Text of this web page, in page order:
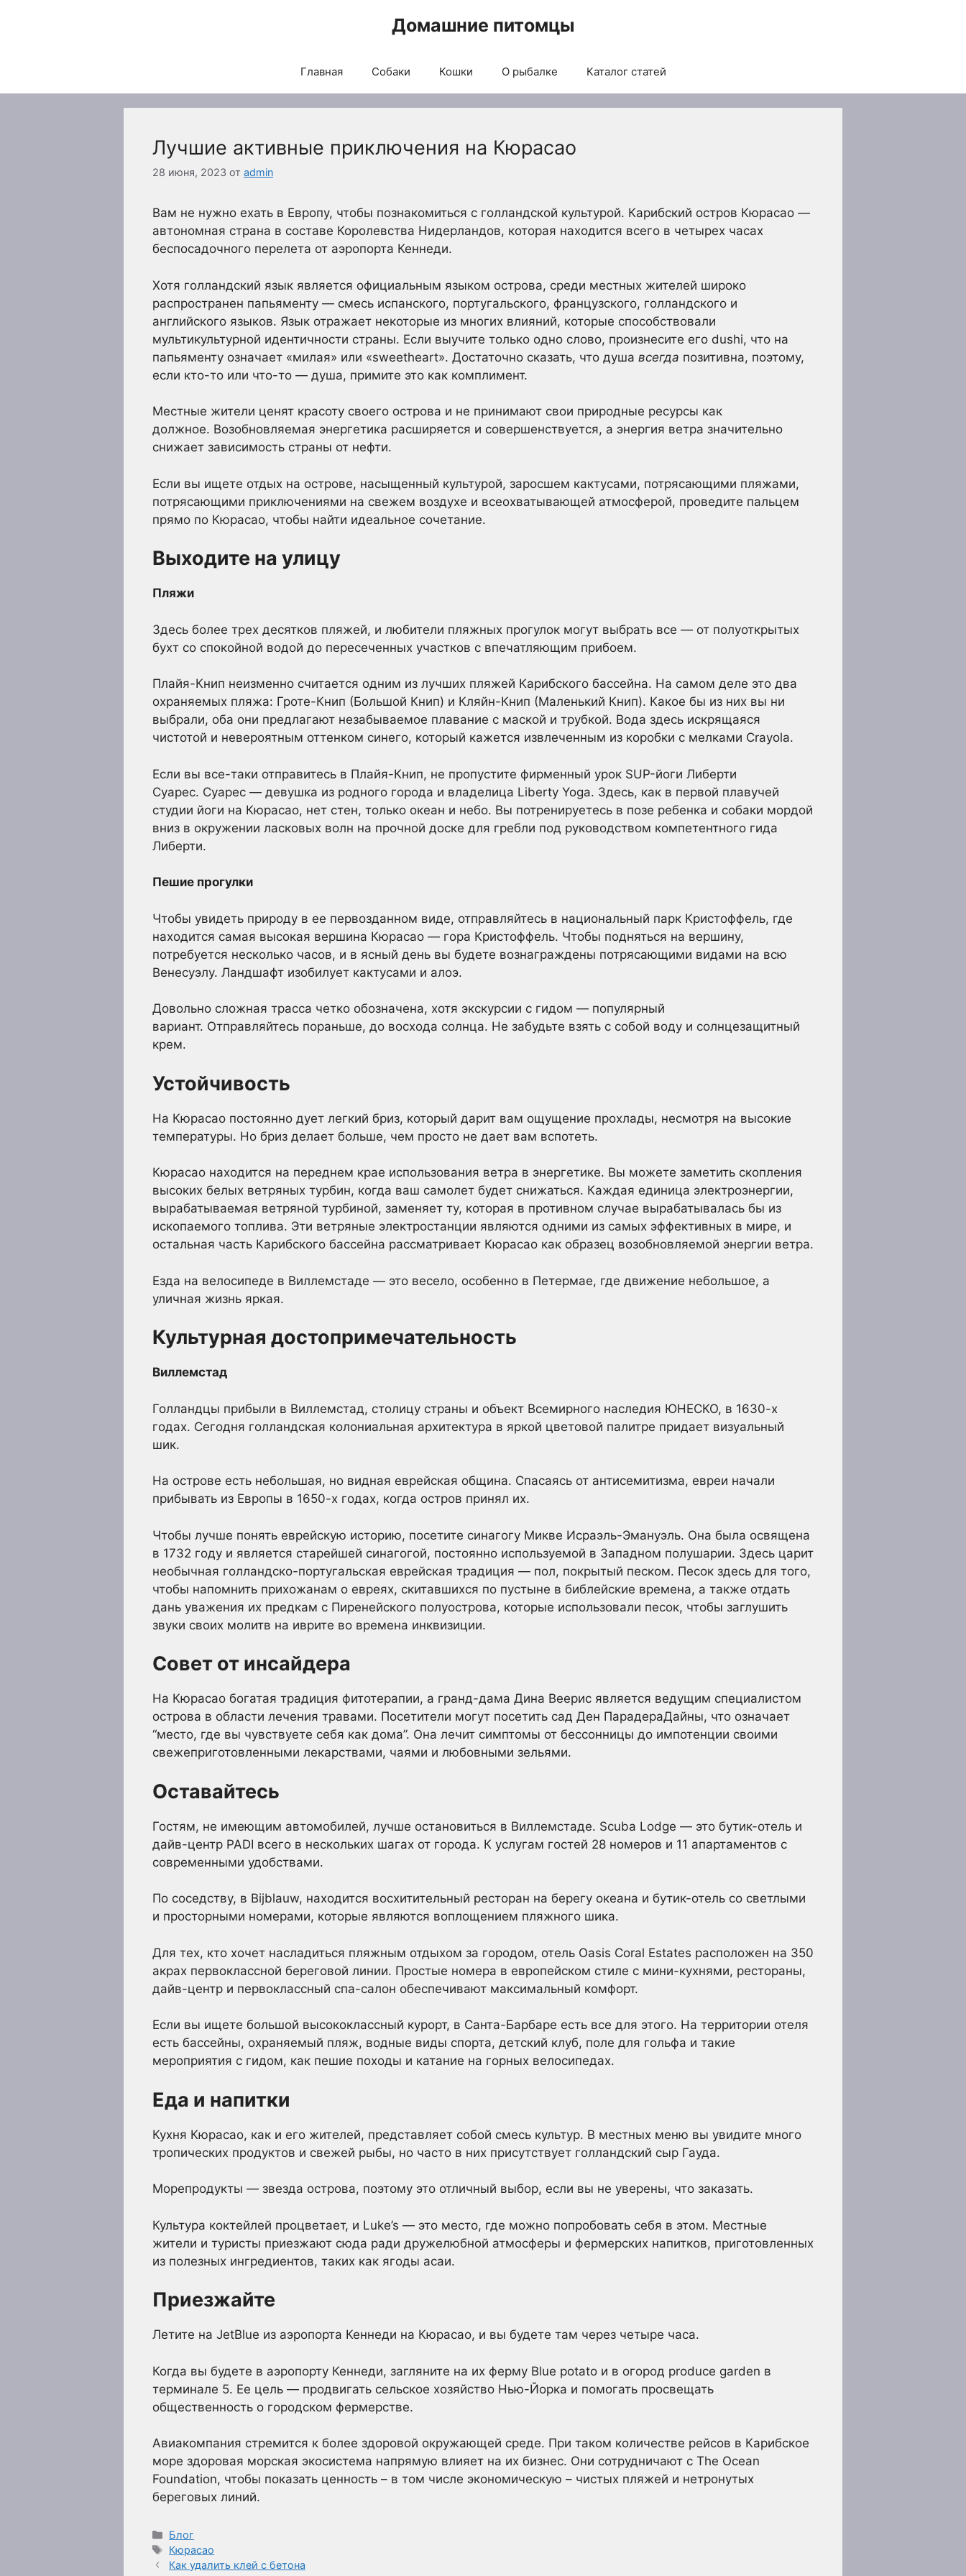
Домашние питомцы
Главная Собаки Кошки О рыбалке Каталог статей
Лучшие активные приключения на Кюрасао
28 июня, 2023 от admin
Вам не нужно ехать в Европу, чтобы познакомиться с голландской культурой. Карибский остров Кюрасао —
автономная страна в составе Королевства Нидерландов, которая находится всего в четырех часах
беспосадочного перелета от аэропорта Кеннеди.
Хотя голландский язык является официальным языком острова, среди местных жителей широко
распространен папьяменту — смесь испанского, португальского, французского, голландского и
английского языков. Язык отражает некоторые из многих влияний, которые способствовали
мультикультурной идентичности страны. Если выучите только одно слово, произнесите его dushi, что на
папьяменту означает «милая» или «sweetheart». Достаточно сказать, что душа всегда позитивна, поэтому,
если кто-то или что-то — душа, примите это как комплимент.
Местные жители ценят красоту своего острова и не принимают свои природные ресурсы как
должное. Возобновляемая энергетика расширяется и совершенствуется, а энергия ветра значительно
снижает зависимость страны от нефти.
Если вы ищете отдых на острове, насыщенный культурой, заросшем кактусами, потрясающими пляжами,
потрясающими приключениями на свежем воздухе и всеохватывающей атмосферой, проведите пальцем
прямо по Кюрасао, чтобы найти идеальное сочетание.
Выходите на улицу
Пляжи
Здесь более трех десятков пляжей, и любители пляжных прогулок могут выбрать все — от полуоткрытых
бухт со спокойной водой до пересеченных участков с впечатляющим прибоем.
Плайя-Книп неизменно считается одним из лучших пляжей Карибского бассейна. На самом деле это два
охраняемых пляжа: Гроте-Книп (Большой Книп) и Кляйн-Книп (Маленький Книп). Какое бы из них вы ни
выбрали, оба они предлагают незабываемое плавание с маской и трубкой. Вода здесь искрящаяся
чистотой и невероятным оттенком синего, который кажется извлеченным из коробки с мелками Crayola.
Если вы все-таки отправитесь в Плайя-Книп, не пропустите фирменный урок SUP-йоги Либерти
Суарес. Суарес — девушка из родного города и владелица Liberty Yoga. Здесь, как в первой плавучей
студии йоги на Кюрасао, нет стен, только океан и небо. Вы потренируетесь в позе ребенка и собаки мордой
вниз в окружении ласковых волн на прочной доске для гребли под руководством компетентного гида
Либерти.
Пешие прогулки
Чтобы увидеть природу в ее первозданном виде, отправляйтесь в национальный парк Кристоффель, где
находится самая высокая вершина Кюрасао — гора Кристоффель. Чтобы подняться на вершину,
потребуется несколько часов, и в ясный день вы будете вознаграждены потрясающими видами на всю
Венесуэлу. Ландшафт изобилует кактусами и алоэ.
Довольно сложная трасса четко обозначена, хотя экскурсии с гидом — популярный
вариант. Отправляйтесь пораньше, до восхода солнца. Не забудьте взять с собой воду и солнцезащитный
крем.
Устойчивость
На Кюрасао постоянно дует легкий бриз, который дарит вам ощущение прохлады, несмотря на высокие
температуры. Но бриз делает больше, чем просто не дает вам вспотеть.
Кюрасао находится на переднем крае использования ветра в энергетике. Вы можете заметить скопления
высоких белых ветряных турбин, когда ваш самолет будет снижаться. Каждая единица электроэнергии,
вырабатываемая ветряной турбиной, заменяет ту, которая в противном случае вырабатывалась бы из
ископаемого топлива. Эти ветряные электростанции являются одними из самых эффективных в мире, и
остальная часть Карибского бассейна рассматривает Кюрасао как образец возобновляемой энергии ветра.
Езда на велосипеде в Виллемстаде — это весело, особенно в Петермае, где движение небольшое, а
уличная жизнь яркая.
Культурная достопримечательность
Виллемстад
Голландцы прибыли в Виллемстад, столицу страны и объект Всемирного наследия ЮНЕСКО, в 1630-х
годах. Сегодня голландская колониальная архитектура в яркой цветовой палитре придает визуальный
шик.
На острове есть небольшая, но видная еврейская община. Спасаясь от антисемитизма, евреи начали
прибывать из Европы в 1650-х годах, когда остров принял их.
Чтобы лучше понять еврейскую историю, посетите синагогу Микве Исраэль-Эмануэль. Она была освящена
в 1732 году и является старейшей синагогой, постоянно используемой в Западном полушарии. Здесь царит
необычная голландско-португальская еврейская традиция — пол, покрытый песком. Песок здесь для того,
чтобы напомнить прихожанам о евреях, скитавшихся по пустыне в библейские времена, а также отдать
дань уважения их предкам с Пиренейского полуострова, которые использовали песок, чтобы заглушить
звуки своих молитв на иврите во времена инквизиции.
Совет от инсайдера
На Кюрасао богатая традиция фитотерапии, а гранд-дама Дина Веерис является ведущим специалистом
острова в области лечения травами. Посетители могут посетить сад Ден ПарадераДайны, что означает
“место, где вы чувствуете себя как дома”. Она лечит симптомы от бессонницы до импотенции своими
свежеприготовленными лекарствами, чаями и любовными зельями.
Оставайтесь
Гостям, не имеющим автомобилей, лучше остановиться в Виллемстаде. Scuba Lodge — это бутик-отель и
дайв-центр PADI всего в нескольких шагах от города. К услугам гостей 28 номеров и 11 апартаментов с
современными удобствами.
По соседству, в Bijblauw, находится восхитительный ресторан на берегу океана и бутик-отель со светлыми
и просторными номерами, которые являются воплощением пляжного шика.
Для тех, кто хочет насладиться пляжным отдыхом за городом, отель Oasis Coral Estates расположен на 350
акрах первоклассной береговой линии. Простые номера в европейском стиле с мини-кухнями, рестораны,
дайв-центр и первоклассный спа-салон обеспечивают максимальный комфорт.
Если вы ищете большой высококлассный курорт, в Санта-Барбаре есть все для этого. На территории отеля
есть бассейны, охраняемый пляж, водные виды спорта, детский клуб, поле для гольфа и такие
мероприятия с гидом, как пешие походы и катание на горных велосипедах.
Еда и напитки
Кухня Кюрасао, как и его жителей, представляет собой смесь культур. В местных меню вы увидите много
тропических продуктов и свежей рыбы, но часто в них присутствует голландский сыр Гауда.
Морепродукты — звезда острова, поэтому это отличный выбор, если вы не уверены, что заказать.
Культура коктейлей процветает, и Luke’s — это место, где можно попробовать себя в этом. Местные
жители и туристы приезжают сюда ради дружелюбной атмосферы и фермерских напитков, приготовленных
из полезных ингредиентов, таких как ягоды асаи.
Приезжайте
Летите на JetBlue из аэропорта Кеннеди на Кюрасао, и вы будете там через четыре часа.
Когда вы будете в аэропорту Кеннеди, загляните на их ферму Blue potato и в огород produce garden в
терминале 5. Ее цель — продвигать сельское хозяйство Нью-Йорка и помогать просвещать
общественность о городском фермерстве.
Авиакомпания стремится к более здоровой окружающей среде. При таком количестве рейсов в Карибское
море здоровая морская экосистема напрямую влияет на их бизнес. Они сотрудничают с The Ocean
Foundation, чтобы показать ценность – в том числе экономическую – чистых пляжей и нетронутых
береговых линий.
Рубрики
Блог
Метки
Кюрасао
Как удалить клей с бетона